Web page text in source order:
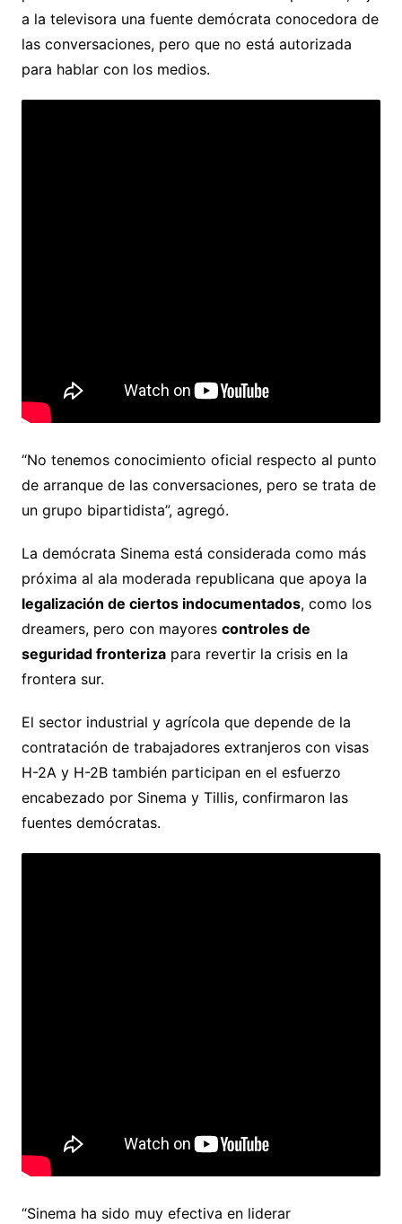
a la televisora una fuente demócrata conocedora de
las conversaciones, pero que no está autorizada
para hablar con los medios.
“No tenemos conocimiento oficial respecto al punto
de arranque de las conversaciones, pero se trata de
un grupo bipartidista”, agregó.
La demócrata Sinema está considerada como más
próxima al ala moderada republicana que apoya la
legalización de ciertos indocumentados, como los
dreamers, pero con mayores controles de
seguridad fronterizapara revertir la crisis en la
frontera sur.
El sector industrial y agrícola que depende de la
contratación de trabajadores extranjeros con visas
H-2A y H-2B también participan en el esfuerzo
encabezado por Sinema y Tillis, confirmaron las
fuentes demócratas.
“Sinema ha sido muy efectiva en liderar